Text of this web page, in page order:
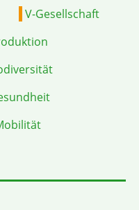
V-Gesellschaft